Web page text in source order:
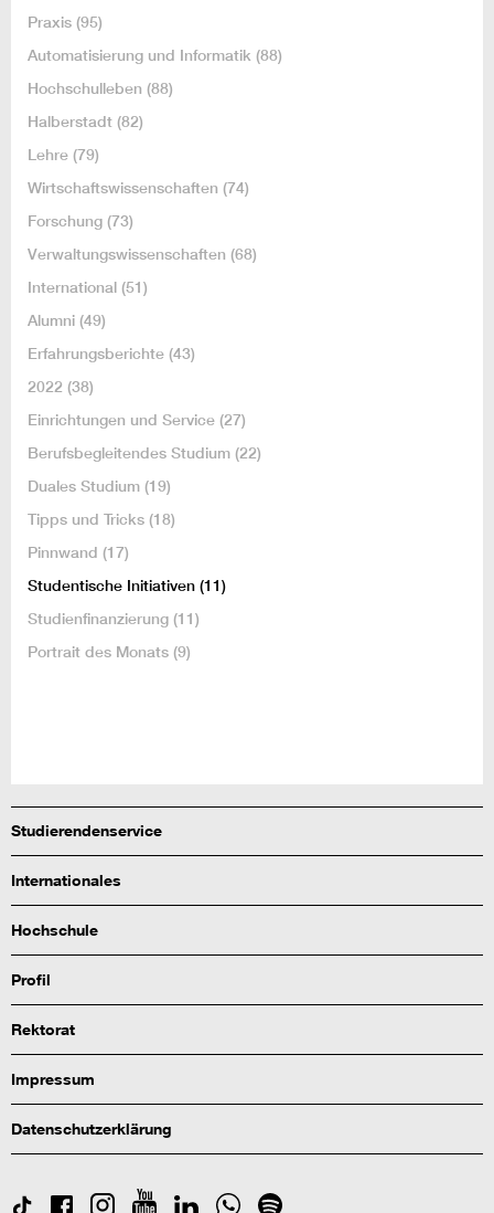
Praxis (95)
Automatisierung und Informatik (88)
Hochschulleben (88)
Halberstadt (82)
Lehre (79)
Wirtschaftswissenschaften (74)
Forschung (73)
Verwaltungswissenschaften (68)
International (51)
Alumni (49)
Erfahrungsberichte (43)
2022 (38)
Einrichtungen und Service (27)
Berufsbegleitendes Studium (22)
Duales Studium (19)
Tipps und Tricks (18)
Pinnwand (17)
Studentische Initiativen (11)
Studienfinanzierung (11)
Portrait des Monats (9)
Studierendenservice
Internationales
Hochschule
Profil
Rektorat
Impressum
Datenschutzerklärung